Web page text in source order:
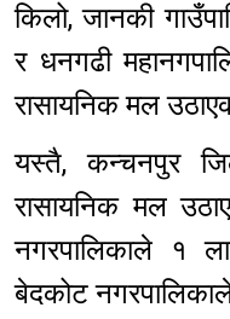
किलो, जानकी
र धनगढी
रासायनिक मल
यस्तै, कन्चनपुर
रासायनिक मल
नगरपालिकाले १
बेदकोट